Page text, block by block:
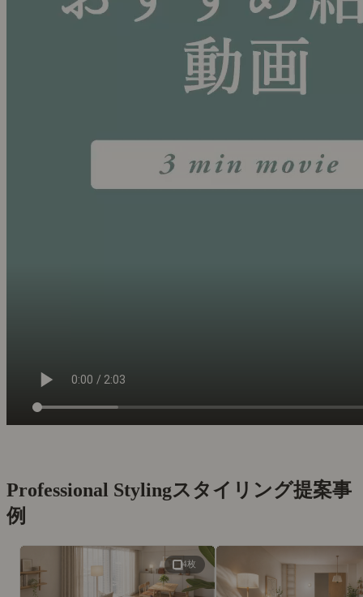
Professional Stylingスタイリング提案事
例
4枚